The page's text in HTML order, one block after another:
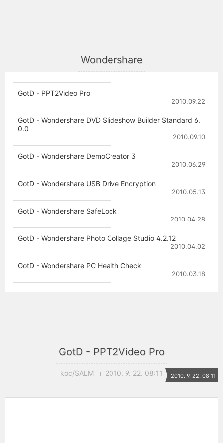
Wondershare
GotD - PPT2Video Pro
2010.09.22
GotD - Wondershare DVD Slideshow Builder Standard 6.
0.0
2010.09.10
GotD - Wondershare DemoCreator 3
2010.06.29
GotD - Wondershare USB Drive Encryption
2010.05.13
GotD - Wondershare SafeLock
2010.04.28
GotD - Wondershare Photo Collage Studio 4.2.12
2010.04.02
GotD - Wondershare PC Health Check
2010.03.18
GotD - PPT2Video Pro
koc/SALM 2010. 9. 22. 08:11 2010. 9. 22. 08:11